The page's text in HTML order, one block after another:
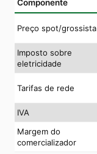
Componente
Preço spot/grossista
Imposto sobre
eletricidade
Tarifas de rede
IVA
Margem do
comercializador